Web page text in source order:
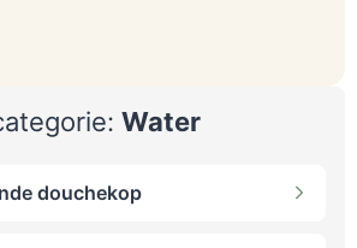
Water
douchekop